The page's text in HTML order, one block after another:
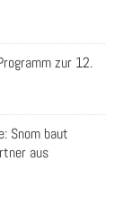
zur 12.
Snom baut
aus